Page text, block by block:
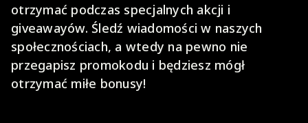
otrzymać podczas specjalnych akcji i
giveawayów. Śledź wiadomości w naszych
społecznościach, a wtedy na pewno nie
przegapisz promokodu i będziesz mógł
otrzymać miłe bonusy!